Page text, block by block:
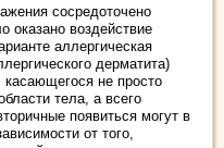
сосредоточено
оказано воздействие
аллергическая
дерматита)
касающегося не просто
тела, а всего
появиться могут в
от того,